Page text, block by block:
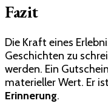
Fazit
Die Kraft eines
Geschichten zu
werden. Ein
materieller Wert. Er
Erinnerung.